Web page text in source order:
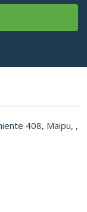
408, Maipu, ,